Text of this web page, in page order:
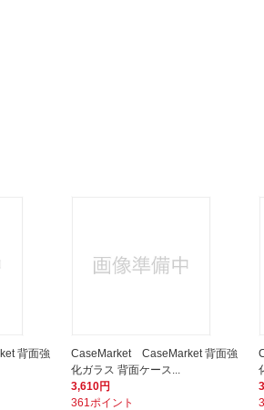
背面強
CaseMarket CaseMarket 背面強
化ガラス 背面ケース...
3,610円
361ポイント